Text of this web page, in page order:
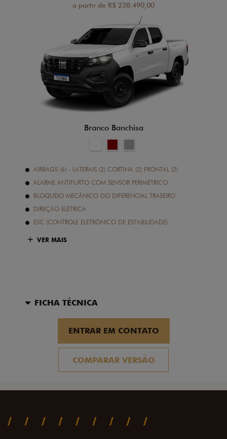
a partir de R$ 238.490,00
Branco Banchisa
AIRBAGS (6) - LATERAIS (2) CORTINA (2) FRONTAL (2)
ALARME ANTIFURTO COM SENSOR PERIMÉTRICO
BLOQUEIO MECÂNICO DO DIFERENCIAL TRASEIRO
DIREÇÃO ELÉTRICA
ESC (CONTROLE ELETRÔNICO DE ESTABILIDADE)
VER MAIS
FICHA TÉCNICA
ENTRAR EM CONTATO
COMPARAR VERSÃO